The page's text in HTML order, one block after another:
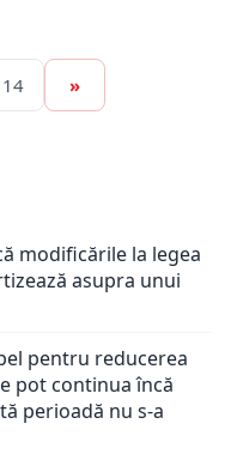
14 »
modificările la legea
asupra unui
pentru reducerea
pot continua încă
perioadă nu s-a